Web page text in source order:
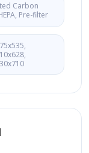
Carbon
Pre-filter